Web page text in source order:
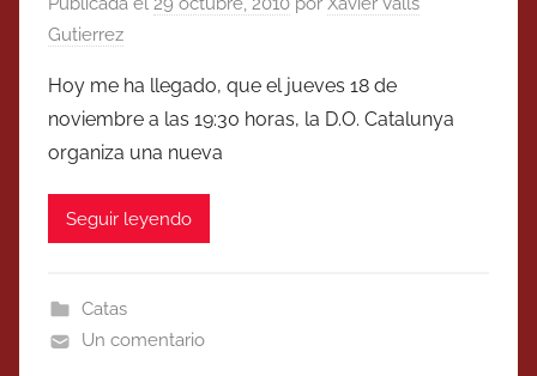
Gutierrez
Hoy me ha llegado, que el jueves 18 de
noviembre a las 19:30 horas, la D.O. Catalunya
organiza una nueva
Seguir leyendo
Catas
Un comentario